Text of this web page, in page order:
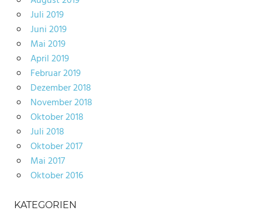
Juli 2019
Juni 2019
Mai 2019
April 2019
Februar 2019
Dezember 2018
November 2018
Oktober 2018
Juli 2018
Oktober 2017
Mai 2017
Oktober 2016
KATEGORIEN